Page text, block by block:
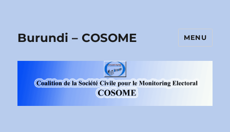
Burundi – COSOME MENU